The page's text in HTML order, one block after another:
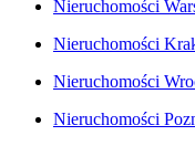
Nieruchomości
Nieruchomości
Nieruchomości
Nieruchomości